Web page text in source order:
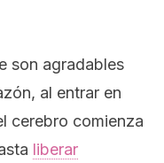
son agradables
al entrar en
cerebro comienza
liberar